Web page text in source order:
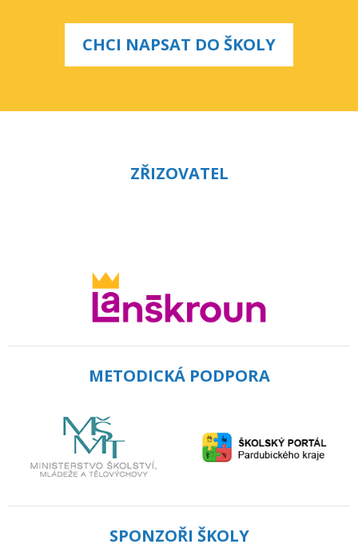
CHCI NAPSAT DO ŠKOLY
ZŘIZOVATEL
METODICKÁ PODPORA
SPONZOŘI ŠKOLY